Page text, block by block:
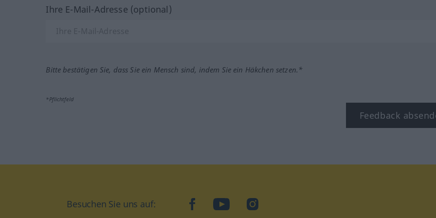
Ihre E-Mail-Adresse (optional)
Bitte bestätigen Sie, dass Sie ein Mensch sind, indem Sie ein Häkchen setzen.*
*Pflichtfeld
Feedback
Besuchen Sie uns auf: facebookYouTubeInstagram